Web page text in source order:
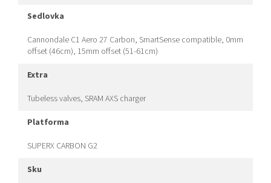
sedlovka
Cannondale C1 Aero 27 Carbon, SmartSense compatible, 0mm
offset (46cm), 15mm offset (51-61cm)
extra
Tubeless valves, SRAM AXS charger
platforma
SUPERX CARBON G2
sku